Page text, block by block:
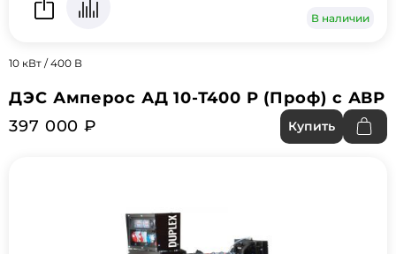
В наличии
10 кВт / 400 В
ДЭС Амперос АД 10-Т400 P (Проф) с АВР
397 000 ₽
Купить